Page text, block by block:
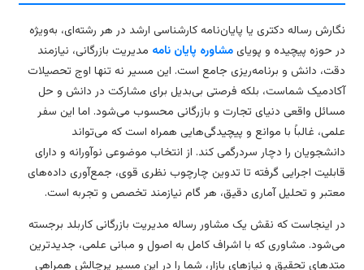
رساله دکتری یا پایان‌نامه کارشناسی ارشد در هر رشته‌ای، به‌ویژه
حوزه پیچیده و پویایمشاوره پایان نامهمدیریت بازرگانی، نیازمند
دانش و برنامه‌ریزی جامع است. این مسیر نه تنها اوج تحصیلات
شماست، بلکه فرصتی بی‌بدیل برای مشارکت در دانش و حل
واقعی دنیای تجارت و بازرگانی محسوب می‌شود. اما این سفر
غالباً با موانع و پیچیدگی‌هایی همراه است که می‌تواند
را دچار سردرگمی کند. از انتخاب موضوعی نوآورانه و دارای
اجرایی گرفته تا تدوین چارچوب نظری قوی، جمع‌آوری داده‌های
و تحلیل آماری دقیق، هر گام نیازمند تخصص و تجربه است.
اینجاست که نقش یک مشاور رساله مدیریت بازرگانی کاربلد برجسته
مشاوری که با اشراف کامل به اصول و مبانی علمی، جدیدترین
تحقیق و نیازهای بازار، شما را در این مسیر پرچالش همراهی